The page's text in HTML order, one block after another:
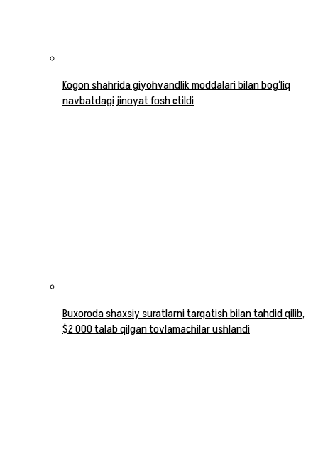
Kogon shahrida giyohvandlik moddalari bilan bog‘liq
navbatdagi jinoyat fosh etildi
Buxoroda shaxsiy suratlarni tarqatish bilan tahdid qilib,
$2 000 talab qilgan tovlamachilar ushlandi